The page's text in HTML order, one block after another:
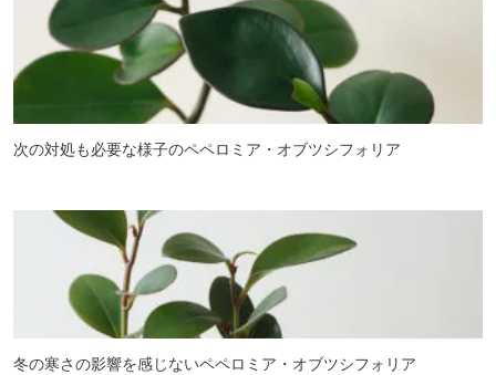
次の対処も必要な様子のペペロミア・オブツシフォリア
冬の寒さの影響を感じないペペロミア・オブツシフォリア